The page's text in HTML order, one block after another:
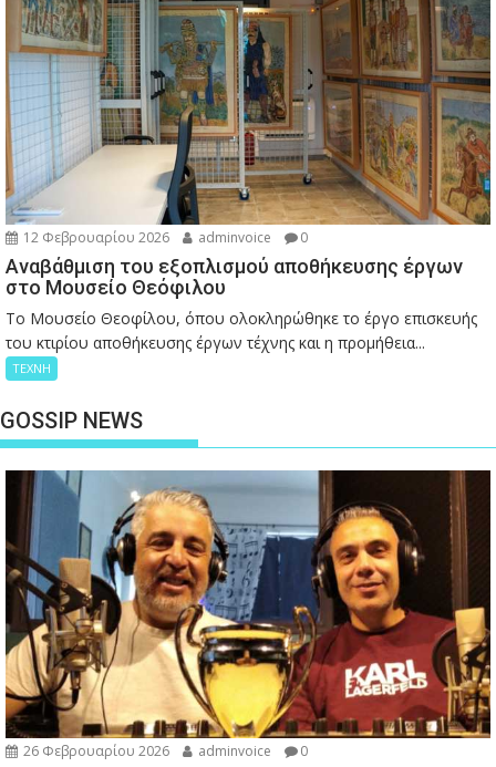
12 Φεβρουαρίου 2026 adminvoice 0
Αναβάθμιση του εξοπλισμού αποθήκευσης έργων
στο Μουσείο Θεόφιλου
Το Μουσείο Θεοφίλου, όπου ολοκληρώθηκε το έργο επισκευής
του κτιρίου αποθήκευσης έργων τέχνης και η προμήθεια...
ΤΕΧΝΗ
GOSSIP NEWS
26 Φεβρουαρίου 2026 adminvoice 0